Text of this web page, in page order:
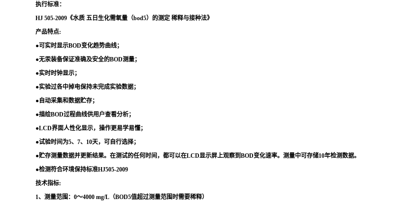
执行标准：
HJ 505-2009《水质 五日生化需氧量（bod5）的测定 稀释与接种法》
产品特点:
●可实时显示BOD变化趋势曲线；
●无汞装备保证准确及安全的BOD测量；
●实时时钟显示；
●实验过各中掉电保持未完成实验数据；
●自动采集和数据贮存；
●描绘BOD过程曲线供用户查看分析；
●LCD界面人性化显示，操作更易学易懂；
●试验时间为5、7、10天，可自行选择；
●贮存测量数据并更新结果。在测试的任何时间，都可以在LCD显示屏上观察到BOD变化速率。测量中可存储10年检测数据。
●检测符合环境保持标准HJ505-2009
技术指标:
1、测量范围：0～4000 mg/L（BOD5值超过测量范围时需要稀释）